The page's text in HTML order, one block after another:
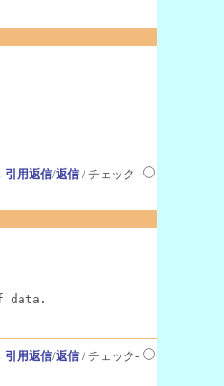
引用返信/返信/ チェック-
data.
引用返信/返信/ チェック-